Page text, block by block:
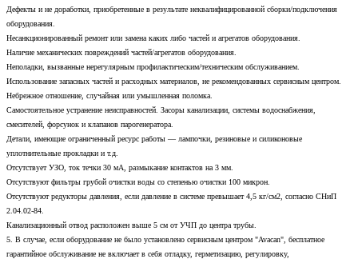
Дефекты и не доработки, приобретенные в результате неквалифицированной сборки/подключения
оборудования.
Несанкционированный ремонт или замена каких либо частей и агрегатов оборудования.
Наличие механических повреждений частей/агрегатов оборудования.
Неполадки, вызванные нерегулярным профилактическим/техническим обслуживанием.
Использование запасных частей и расходных материалов, не рекомендованных сервисным центром.
Небрежное отношение, случайная или умышленная поломка.
Самостоятельное устранение неисправностей. Засоры канализации, системы водоснабжения,
смесителей, форсунок и клапанов парогенератора.
Детали, имеющие ограниченный ресурс работы — лампочки, резиновые и силиконовые
уплотнительные прокладки и т.д.
Отсутствует УЗО, ток течки 30 мА, размыкание контактов на 3 мм.
Отсутствуют фильтры грубой очистки воды со степенью очистки 100 микрон.
Отсутствуют редукторы давления, если давление в системе превышает 4,5 кг/см2, согласно СНиП
2.04.02-84.
Канализационный отвод расположен выше 5 см от УЧП до центра трубы.
5. В случае, если оборудование не было установлено сервисным центром "Avacan", бесплатное
гарантийное обслуживание не включает в себя отладку, герметизацию, регулировку,